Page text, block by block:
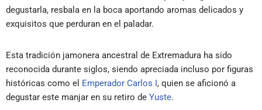
degustarla, resbala en la boca aportando aromas delicados y
exquisitos que perduran en el paladar.
Esta tradición jamonera ancestral de Extremadura ha sido
reconocida durante siglos, siendo apreciada incluso por figuras
históricas como el Emperador Carlos I, quien se aficionó a
degustar este manjar en su retiro de Yuste.